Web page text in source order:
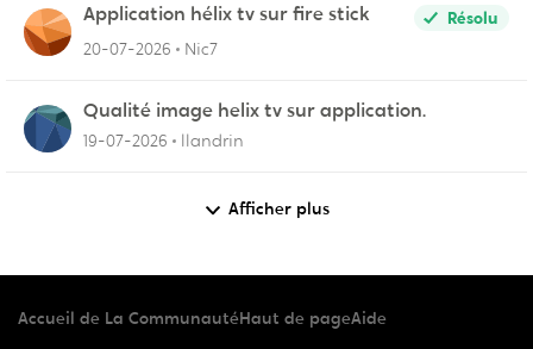
Application hélix tv sur fire stick
Résolu
20-07-2026
Nic7
Qualité image helix tv sur application.
19-07-2026 llandrin
Afficher plus
Accueil de La CommunautéHaut de pageAide